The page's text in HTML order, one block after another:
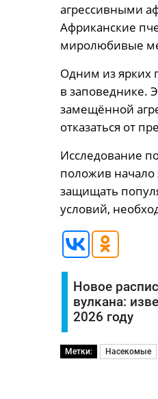
агрессивными
Африканские
миролюбивые
Одним из
в заповеднике.
замещённой
отказаться от
Исследование
положив начало
защищать
условий,
Новое
вулкана:
2026 году
Метки: Насекомые